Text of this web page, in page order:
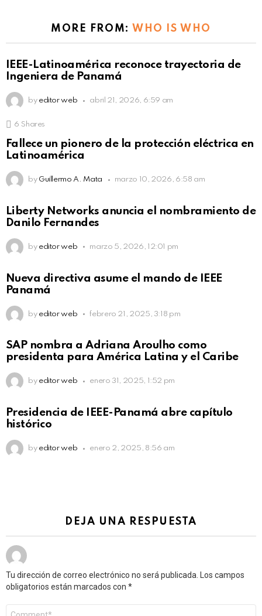
MORE FROM: WHO IS WHO
IEEE-Latinoamérica reconoce trayectoria de
Ingeniera de Panamá
by editor web abril 21, 2026, 6:59 am
6 Shares
Fallece un pionero de la protección eléctrica en
Latinoamérica
by Guillermo A. Mata marzo 10, 2026, 6:58 am
Liberty Networks anuncia el nombramiento de
Danilo Fernandes
by editor web marzo 5, 2026, 12:01 pm
Nueva directiva asume el mando de IEEE
Panamá
by editor web febrero 21, 2025, 3:18 pm
SAP nombra a Adriana Aroulho como
presidenta para América Latina y el Caribe
by editor web enero 31, 2025, 1:52 pm
Presidencia de IEEE-Panamá abre capítulo
histórico
by editor web enero 2, 2025, 8:56 am
DEJA UNA RESPUESTA
Tu dirección de correo electrónico no será publicada.
Los campos
obligatorios están marcados con *